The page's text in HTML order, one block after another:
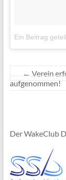
← Verein
aufgenommen!
Der WakeClub